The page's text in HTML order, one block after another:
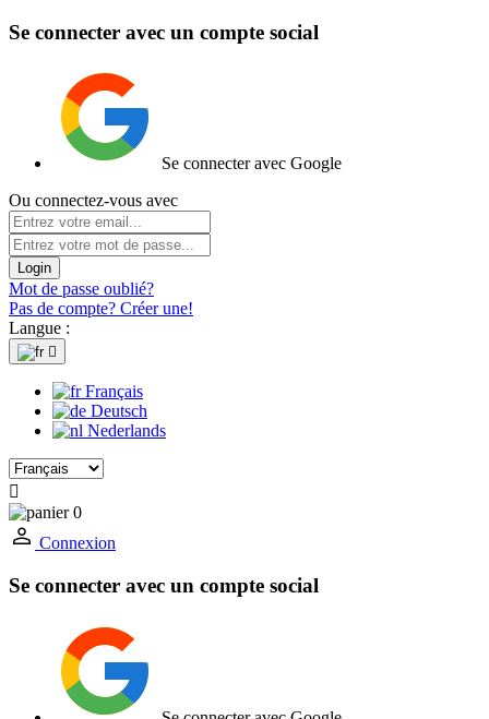
Se connecter avec un compte social
Se connecter avec Google
Ou connectez-vous avec
Login
Mot de passe oublié?
Pas de compte? Créer une!
Langue :

Français
Deutsch
Nederlands

0
Connexion
Se connecter avec un compte social